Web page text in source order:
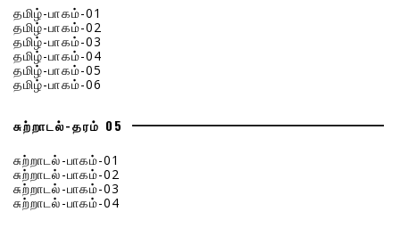
தமிழ்-பாகம்-01
தமிழ்-பாகம்-02
தமிழ்-பாகம்-03
தமிழ்-பாகம்-04
தமிழ்-பாகம்-05
தமிழ்-பாகம்-06
சுற்றாடல்-தரம் 05
சுற்றாடல்-பாகம்-01
சுற்றாடல்-பாகம்-02
சுற்றாடல்-பாகம்-03
சுற்றாடல்-பாகம்-04